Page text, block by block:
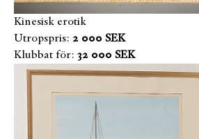
Kinesisk erotik
Utropspris: 2 000 SEK
Klubbat för: 32 000 SEK